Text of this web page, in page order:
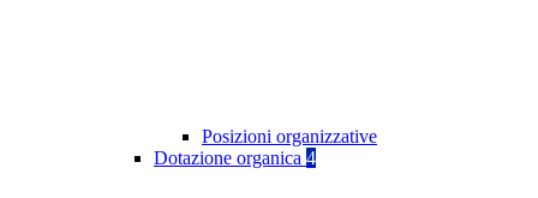
Posizioni organizzative
Dotazione organica 4